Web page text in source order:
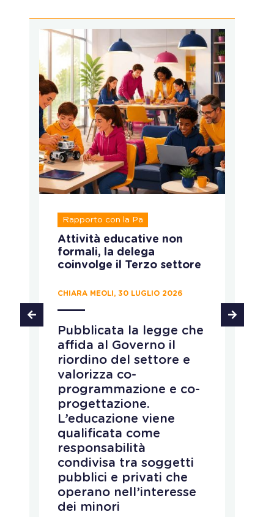
Rapporto con la Pa
Attività educative non
formali, la delega
coinvolge il Terzo settore
CHIARA MEOLI, 30 LUGLIO 2026
Pubblicata la legge che
affida al Governo il
riordino del settore e
valorizza co-
programmazione e co-
progettazione.
L’educazione viene
qualificata come
responsabilità
condivisa tra soggetti
pubblici e privati che
operano nell’interesse
dei minori